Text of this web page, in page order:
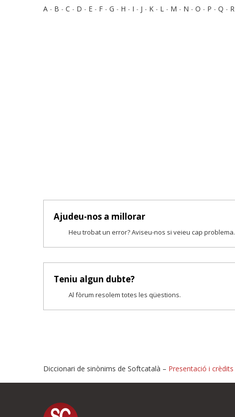
A - B - C - D - E - F - G - H - I - J - K - L - M - N - O - P - Q - R
Ajudeu-nos a millorar
Heu trobat un error? Aviseu-nos si veieu cap problema.
Teniu algun dubte?
Al fòrum resolem totes les qüestions.
Proposeu-nos millores o
Diccionari de sinònims de Softcatalà – Presentació i crèdits